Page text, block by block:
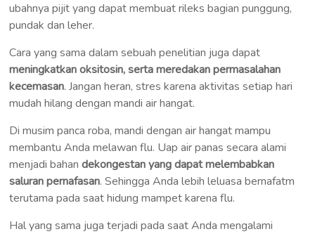
ubahnya pijit yang dapat membuat rileks bagian punggung,
pundak dan leher.
Cara yang sama dalam sebuah penelitian juga dapat
meningkatkan oksitosin, serta meredakan permasalahan
kecemasan. Jangan heran, stres karena aktivitas setiap hari
mudah hilang dengan mandi air hangat.
Di musim panca roba, mandi dengan air hangat mampu
membantu Anda melawan flu. Uap air panas secara alami
menjadi bahan dekongestan yang dapat melembabkan
saluran pernafasan. Sehingga Anda lebih leluasa bernafatm
terutama pada saat hidung mampet karena flu.
Hal yang sama juga terjadi pada saat Anda mengalami